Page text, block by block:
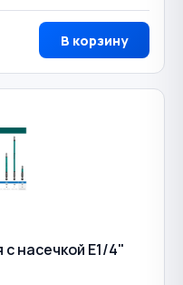
В корзину
насечкой E1/4"